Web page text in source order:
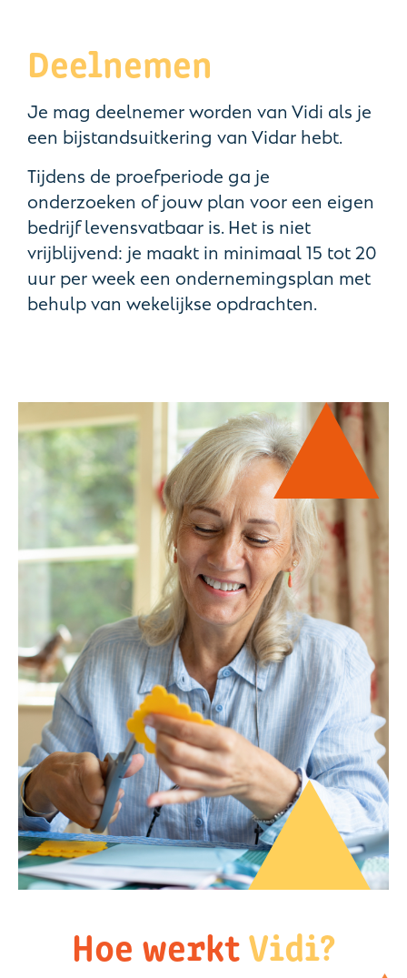
Deelnemen
Je mag deelnemer worden van Vidi als je
een bijstandsuitkering van Vidar hebt.
Tijdens de proefperiode ga je
onderzoeken of jouw plan voor een eigen
bedrijf levensvatbaar is. Het is niet
vrijblijvend: je maakt in minimaal 15 tot 20
uur per week een ondernemingsplan met
behulp van wekelijkse opdrachten.
Hoe werktVidi?